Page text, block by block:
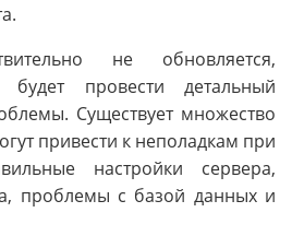
не обновляется,
провести детальный
Существует множество
привести к неполадкам при
настройки сервера,
проблемы с базой данных и